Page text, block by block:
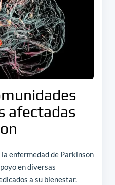
afectadas
enfermedad de Parkinson
en diversas
a su bienestar.